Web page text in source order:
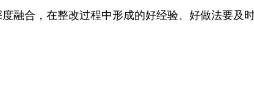
融合，在整改过程中形成的好经验、好做法要及